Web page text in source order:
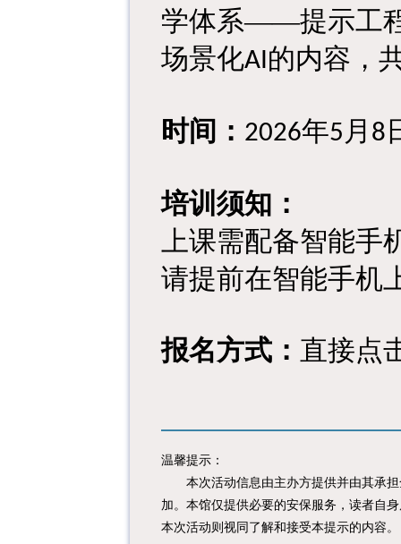
学体系——提示工
场景化AI的内容，
时间 ： 2026年5 月 8
培训须知：
上课需配备智能手
请提前在智能手机
报名方式： 直接点
温馨提示：
本次活动信息由主办方提供并由其承担
加。本馆仅提供必要的安保服务，读者自
本次活动则视同了解和接受本提示的内容。